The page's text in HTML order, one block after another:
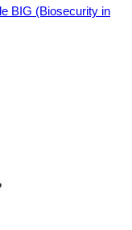
BIG (Biosecurity in